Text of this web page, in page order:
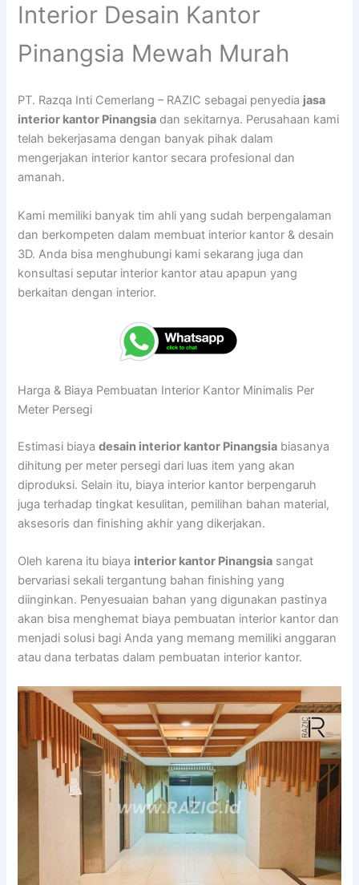
Interior Desain Kantor
Pinangsia Mewah Murah
PT. Razqa Inti Cemerlang – RAZIC sebagai penyedia jasa
interior kantor Pinangsia dan sekitarnya. Perusahaan kami
telah bekerjasama dengan banyak pihak dalam
mengerjakan interior kantor secara profesional dan
amanah.
Kami memiliki banyak tim ahli yang sudah berpengalaman
dan berkompeten dalam membuat interior kantor & desain
3D. Anda bisa menghubungi kami sekarang juga dan
konsultasi seputar interior kantor atau apapun yang
berkaitan dengan interior.
Harga & Biaya Pembuatan Interior Kantor Minimalis Per
Meter Persegi
Estimasi biayadesain interior kantor Pinangsia biasanya
dihitung per meter persegi dari luas item yang akan
diproduksi. Selain itu, biaya interior kantor berpengaruh
juga terhadap tingkat kesulitan, pemilihan bahan material,
aksesoris dan finishing akhir yang dikerjakan.
Oleh karena itu biaya interior kantor Pinangsia sangat
bervariasi sekali tergantung bahan finishing yang
diinginkan. Penyesuaian bahan yang digunakan pastinya
akan bisa menghemat biaya pembuatan interior kantor dan
menjadi solusi bagi Anda yang memang memiliki anggaran
atau dana terbatas dalam pembuatan interior kantor.